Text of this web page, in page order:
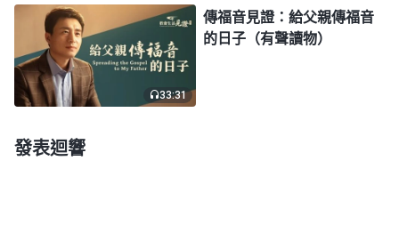
路，作更新的工作。他從不參考聖經來傳道，他醫病
趕鬼的异能在律法時代從未有人能作，他的工作、他
的教訓、他説話的權柄與能力也是在律法時代無人能
達到的，他只是作他更新的工作，儘管有許多人用聖
經來定他的罪，以至于用舊約聖經來將他釘在了十字
33:31
傳福音見證：給父親傳福音
的日子（有聲讀物）
發表迴響